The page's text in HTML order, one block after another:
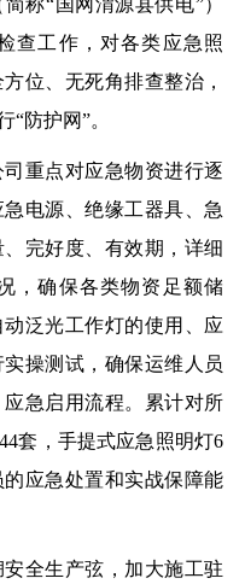
称“国网渭源县供电”）
查工作，对各类应急照
位、无死角排查整治，
“防护网”。
重点对应急物资进行逐
电源、绝缘工器具、急
完好度、有效期，详细
，确保各类物资足额储
泛光工作灯的使用、应
操测试，确保运维人员
急启用流程。累计对所
套，手提式应急照明灯6
应急处置和实战保障能
全生产弦，加大施工驻